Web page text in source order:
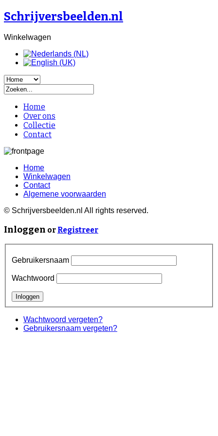
Schrijversbeelden.nl
Winkelwagen
Home
Over ons
Collectie
Contact
Home
Winkelwagen
Contact
Algemene voorwaarden
© Schrijversbeelden.nl All rights reserved.
Inloggen or Registreer
Gebruikersnaam
Wachtwoord
Wachtwoord vergeten?
Gebruikersnaam vergeten?